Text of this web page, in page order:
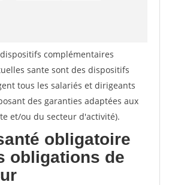
complémentaires
sante sont des dispositifs
tous les salariés et dirigeants
des garanties adaptées aux
et/ou du secteur d'activité).
obligatoire
obligations de